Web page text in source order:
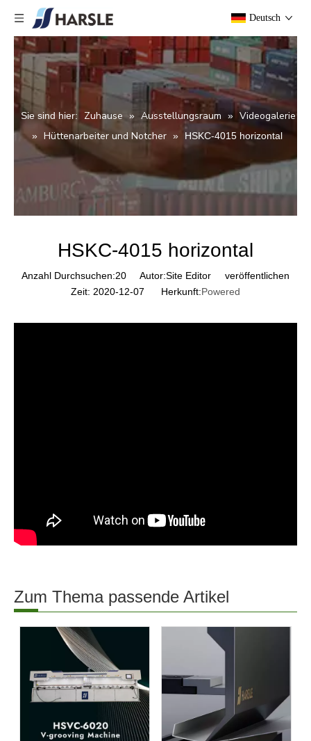
Deutsch
Sie sind hier: Zuhause » Ausstellungsraum » Videogalerie
» Hüttenarbeiter und Notcher » HSKC-4015 horizontal
HSKC-4015 horizontal
Anzahl Durchsuchen:20 Autor:Site Editor veröffentlichen
Zeit: 2020-12-07 Herkunft:Powered
Zum Thema passende Artikel